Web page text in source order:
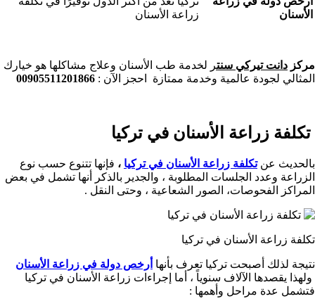
الأسنان
زراعة الأسنان
مركز دانت تيركي سنتر لخدمة طب الأسنان وعلاج مشاكلها هو خيارك
المثالي لجودة عالمية وخدمة ممتازة احجز الآن : 00905511201866
تكلفة زراعة الأسنان في تركيا
بالحديث عنتكلفة زراعة الأسنان في تركيا ، فإنها تتنوع حسب نوع
الزراعة وعدد الجلسات المطلوبة ، والجدير بالذكر أنها تشمل في بعض
المراكز الفحوصات، الصور الشعاعية ، وحتى النقل .
تكلفة زراعة الأسنان في تركيا
نتيجة لذلك أصبحت تركيا تعرف بأنها أرخص دولة في زراعة الأسنان
ولهذا يقصدها الآلاف سنوياً ، أما إجراءات زراعة الأسنان في تركيا
فتشمل عدة مراحل وأهمها :